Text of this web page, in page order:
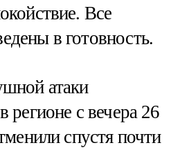
Все
в готовность.
атаки
регионе с вечера 26
спустя почти